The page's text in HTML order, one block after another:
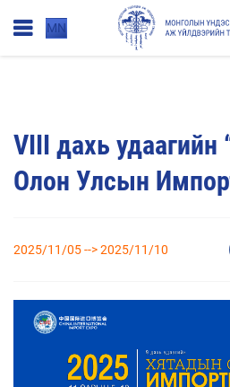
MN
VIII дахь
Олон Улсын
2025/11/05 --> 2025/11/10